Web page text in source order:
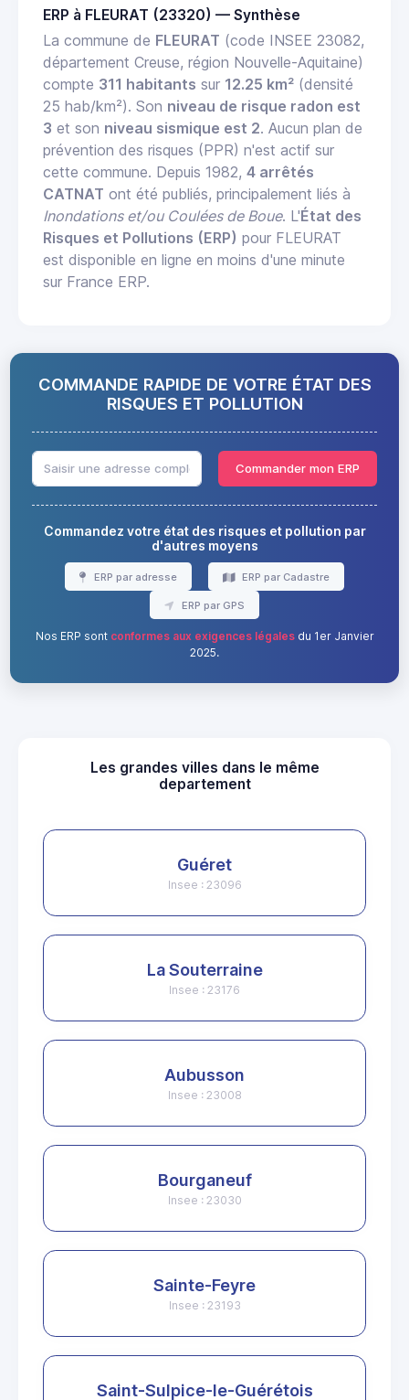
ERP à FLEURAT (23320) — Synthèse
La commune de FLEURAT (code INSEE 23082,
département Creuse, région Nouvelle-Aquitaine)
compte 311 habitants sur 12.25 km² (densité
25 hab/km²). Son niveau de risque radon est
3 et son niveau sismique est 2. Aucun plan de
prévention des risques (PPR) n'est actif sur
cette commune. Depuis 1982, 4 arrêtés
CATNAT ont été publiés, principalement liés à
Inondations et/ou Coulées de Boue. L'État des
Risques et Pollutions (ERP) pour FLEURAT
est disponible en ligne en moins d'une minute
sur France ERP.
COMMANDE RAPIDE DE VOTRE ÉTAT DES
RISQUES ET POLLUTION
Commander mon ERP
Commandez votre état des risques et pollution par
d'autres moyens
ERP par adresse ERP par Cadastre
ERP par GPS
Nos ERP sont conformes aux exigences légalesdu 1er Janvier
2025.
Les grandes villes dans le même
departement
Guéret
Insee : 23096
La Souterraine
Insee : 23176
Aubusson
Insee : 23008
Bourganeuf
Insee : 23030
Sainte-Feyre
Insee : 23193
Saint-Sulpice-le-Guérétois